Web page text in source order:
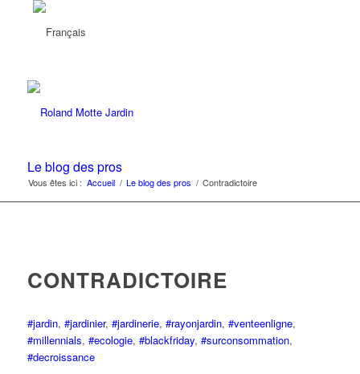
Le blog des pros
Vous êtes ici : Accueil / Le blog des pros / Contradictoire
CONTRADICTOIRE
#jardin, #jardinier, #jardinerie, #rayonjardin, #venteenligne,
#millennials, #ecologie, #blackfriday, #surconsommation,
#decroissance